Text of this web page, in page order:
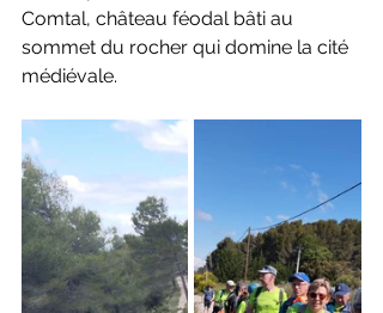
Comtal, château féodal bâti au
sommet du rocher qui domine la cité
médiévale.